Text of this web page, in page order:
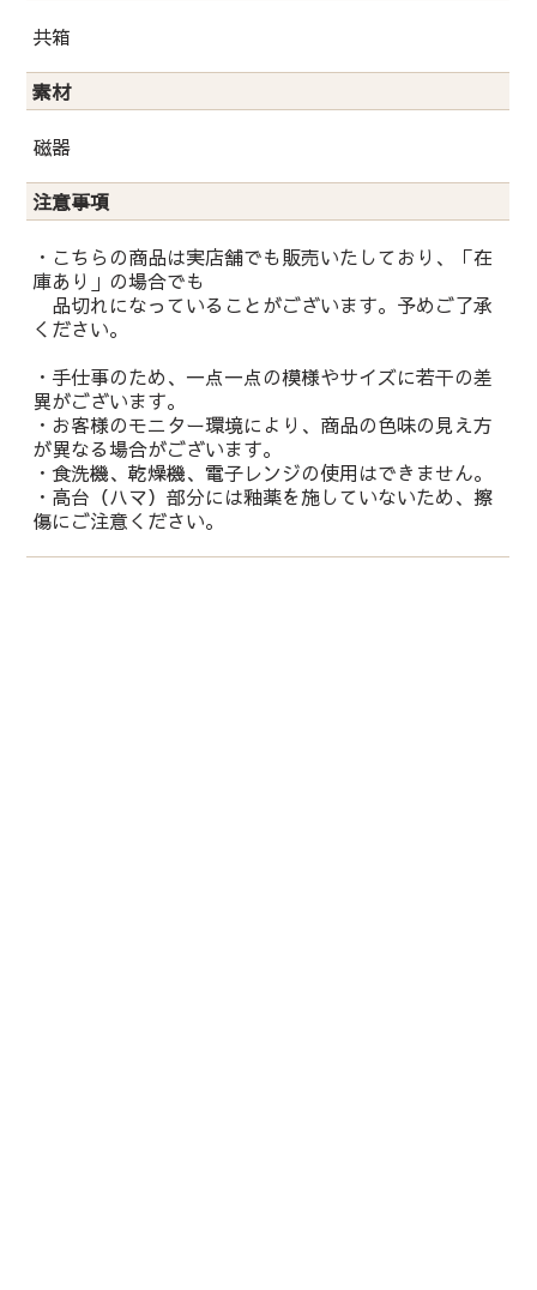
共箱
素材
磁器
注意事項
・こちらの商品は実店舗でも販売いたしており、「在
庫あり」の場合でも
品切れになっていることがございます。予めご了承
ください。
・手仕事のため、一点一点の模様やサイズに若干の差
異がございます。
・お客様のモニター環境により、商品の色味の見え方
が異なる場合がございます。
・食洗機、乾燥機、電子レンジの使用はできません。
・高台（ハマ）部分には釉薬を施していないため、擦
傷にご注意ください。